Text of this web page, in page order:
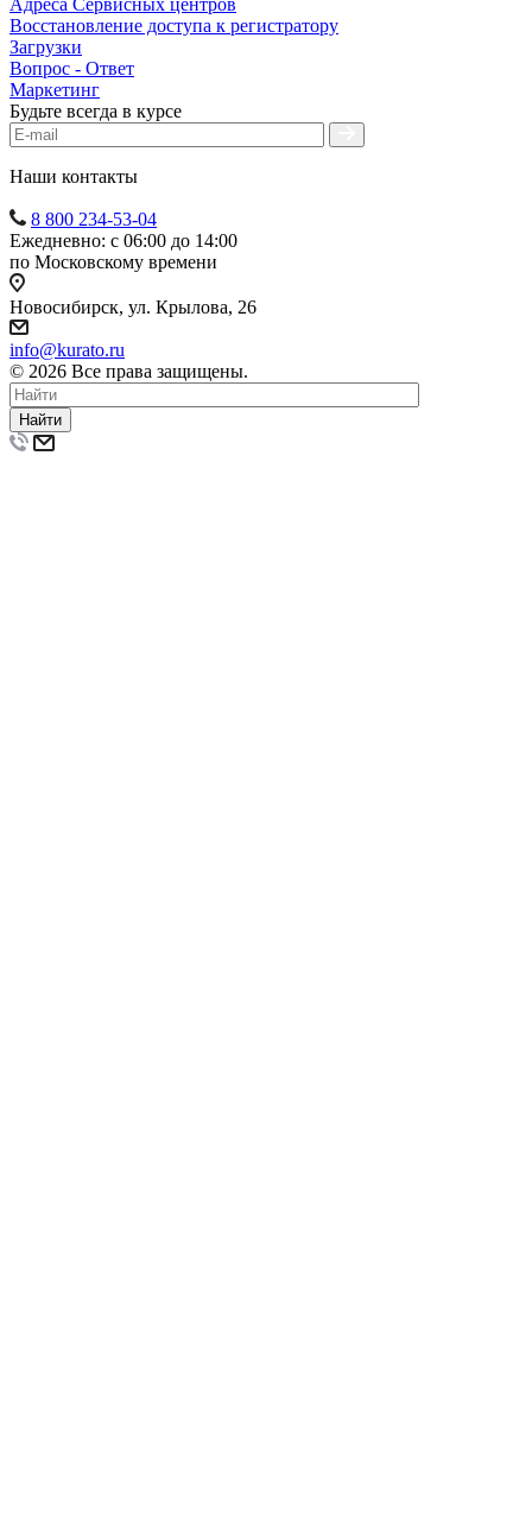
Адреса Сервисных центров
Восстановление доступа к регистратору
Загрузки
Вопрос - Ответ
Маркетинг
Будьте всегда в курсе
Наши контакты
8 800 234-53-04
Ежедневно: с 06:00 до 14:00
по Московскому времени
Новосибирск, ул. Крылова, 26
info@kurato.ru
© 2026 Все права защищены.
Найти